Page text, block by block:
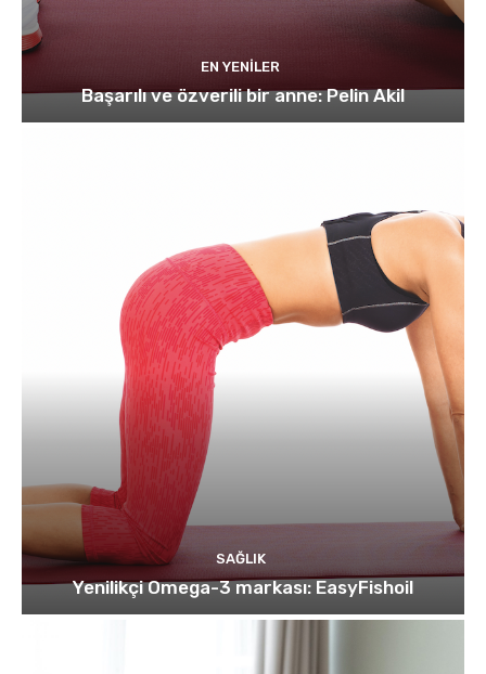
EN YENILER
Başarılı ve özverili bir anne: Pelin Akil
SAĞLIK
Yenilikçi Omega-3 markası: EasyFishoil